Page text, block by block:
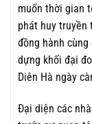
muốn thời gian
phát huy truyền
đồng hành
dựng khối đại
Diên Hà ngày
Đại diện các